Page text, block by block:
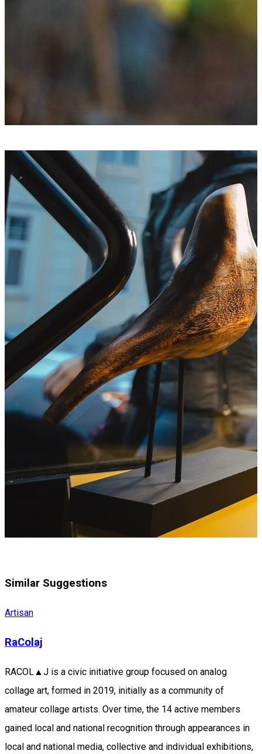
Similar Suggestions
Artisan
RaColaj
RACOL▲J is a civic initiative group focused on analog
collage art, formed in 2019, initially as a community of
amateur collage artists. Over time, the 14 active members
gained local and national recognition through appearances in
local and national media, collective and individual exhibitions,